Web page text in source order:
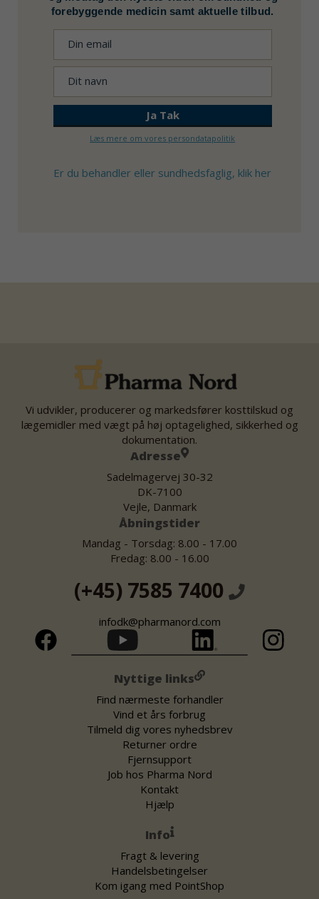
forebyggende medicin samt aktuelle tilbud.
Læs mere om vores persondatapolitik
Er du behandler eller sundhedsfaglig, klik her
Vi udvikler, producerer og markedsfører kosttilskud og
lægemidler med vægt på høj optagelighed, sikkerhed og
dokumentation.
Adresse
Sadelmagervej 30-32
DK-7100
Vejle, Danmark
Åbningstider
Mandag - Torsdag: 8.00 - 17.00
Fredag: 8.00 - 16.00
(+45) 7585 7400
infodk@pharmanord.com
Nyttige links
Find nærmeste forhandler
Vind et års forbrug
Tilmeld dig vores nyhedsbrev
Returner ordre
Fjernsupport
Job hos Pharma Nord
Kontakt
Hjælp
Info
Fragt & levering
Handelsbetingelser
Kom igang med PointShop